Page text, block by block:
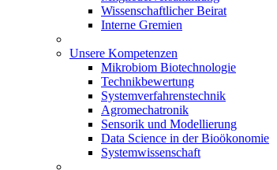
Wissenschaftlicher Beirat
Interne Gremien
Unsere Kompetenzen
Mikrobiom Biotechnologie
Technikbewertung
Systemverfahrenstechnik
Agromechatronik
Sensorik und Modellierung
Data Science in der Bioökonomie
Systemwissenschaft